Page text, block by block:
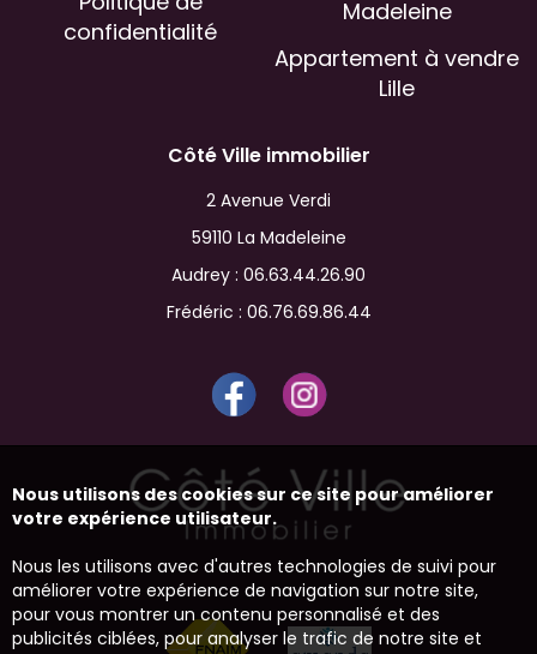
confidentialité
Madeleine
Appartement à vendre
Lille
Côté Ville immobilier
2 Avenue Verdi
59110 La Madeleine
Audrey : 06.63.44.26.90
Frédéric : 06.76.69.86.44
Nous utilisons des cookies sur ce site pour améliorer
votre expérience utilisateur.
Nous les utilisons avec d'autres technologies de suivi pour
améliorer votre expérience de navigation sur notre site,
pour vous montrer un contenu personnalisé et des
publicités ciblées, pour analyser le trafic de notre site et